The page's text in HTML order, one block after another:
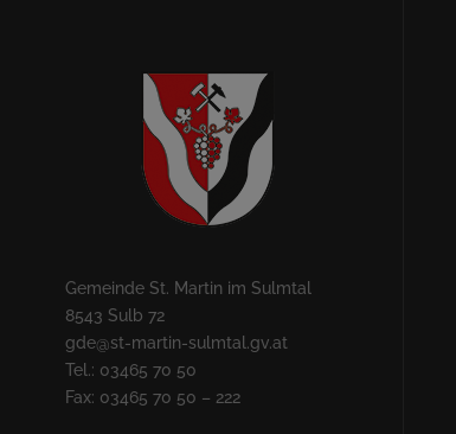
Gemeinde St. Martin im Sulmtal
8543 Sulb 72
gde@st-martin-sulmtal.gv.at
Tel.: 03465 70 50
Fax: 03465 70 50 – 222